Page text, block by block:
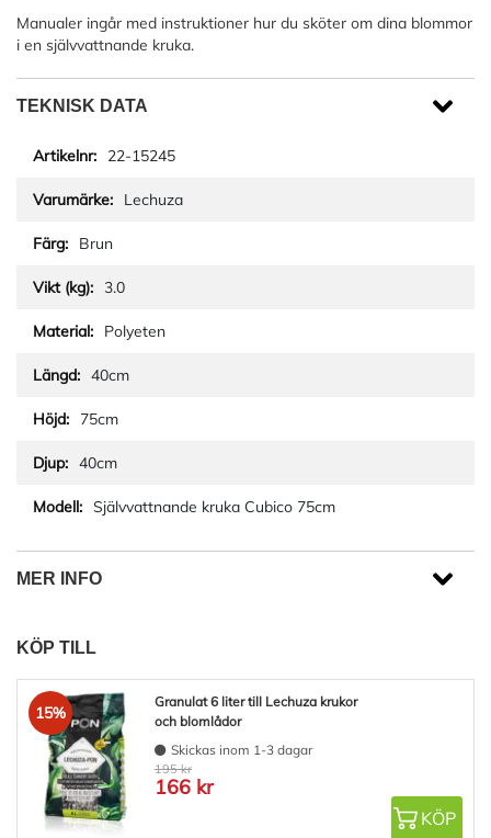
Manualer ingår med instruktioner hur du sköter om dina blommor
i en självvattnande kruka.
TEKNISK DATA
22-15245
Lechuza
Brun
3.0
Polyeten
40cm
75cm
40cm
Självvattnande kruka Cubico 75cm
MER INFO
KÖP TILL
15%
Granulat 6 liter till Lechuza krukor
och blomlådor
Skickas inom 1-3 dagar
195 kr
166 kr
KÖP